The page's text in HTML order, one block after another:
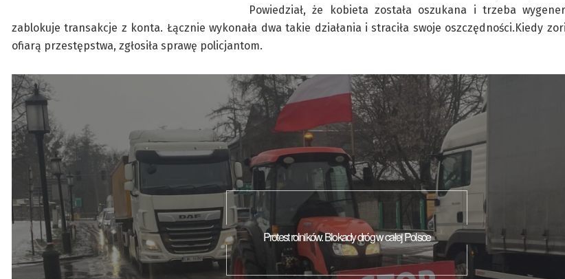
Powiedział, że kobieta została oszukana i trzeba
zablokuje transakcje z konta. Łącznie wykonała dwa takie działania i straciła swoje oszczędności.Kiedy
ofiarą przestępstwa, zgłosiła sprawę policjantom.
Protest rolników. Blokady dróg w całej Polsce